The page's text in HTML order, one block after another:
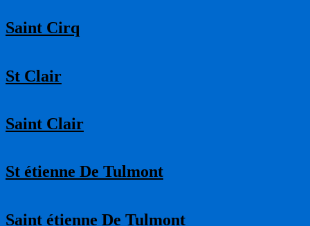
Saint Cirq
St Clair
Saint Clair
St étienne De Tulmont
Saint étienne De Tulmont